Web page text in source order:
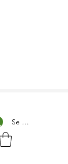
Se connecter